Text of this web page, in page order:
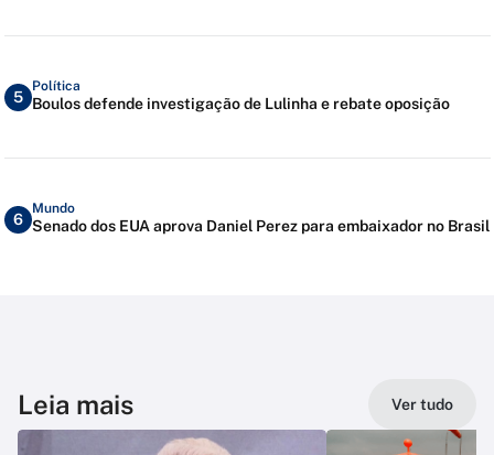
5
Política
Boulos defende investigação de Lulinha e rebate oposição
6
Mundo
Senado dos EUA aprova Daniel Perez para embaixador no Brasil
Leia mais Ver tudo